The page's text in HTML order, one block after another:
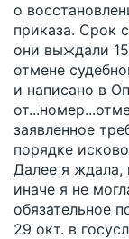
о
приказа. Срок
они выждали
отмене
и написано в
заявленное
порядке
Далее я ждала,
иначе я не
обязательное
29 окт. в